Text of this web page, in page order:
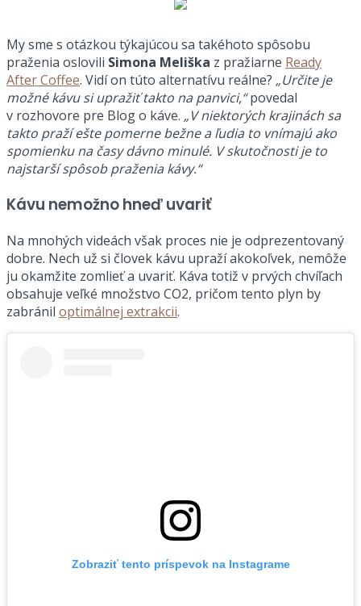
My sme s otázkou týkajúcou sa takéhoto spôsobu
praženia oslovili Simona Meliška z pražiarne Ready
After Coffee. Vidí on túto alternatívu reálne? „Určite je
možné kávu si upražiť takto na panvici,“povedal
v rozhovore pre Blog o káve. „V niektorých krajinách sa
takto praží ešte pomerne bežne a ľudia to vnímajú ako
spomienku na časy dávno minulé. V skutočnosti je to
najstarší spôsob praženia kávy.“
Kávu nemožno hneď uvariť
Na mnohých videách však proces nie je odprezentovaný
dobre. Nech už si človek kávu upraží akokoľvek, nemôže
ju okamžite zomlieť a uvariť. Káva totiž v prvých chvíľach
obsahuje veľké množstvo CO2, pričom tento plyn by
zabránil optimálnej extrakcii.
Zobraziť tento príspevok na Instagrame